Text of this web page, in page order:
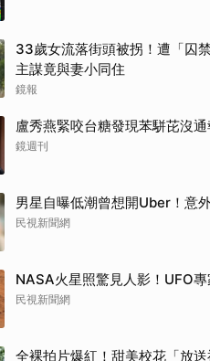
33歲女流落街頭被拐！遭「囚
主謀竟與妻小同住
鏡報
盧秀燕緊咬台糖發現苯駢芘沒
鏡週刊
男星自曝低潮曾想開Uber！意
民視新聞網
NASA火星照驚見人影！UFO
民視新聞網
全裸拍片爆紅！甜美校花「放